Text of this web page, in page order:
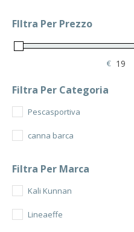
FIltra Per Prezzo
€
Filtra Per Categoria
Pescasportiva
canna barca
Filtra Per Marca
Kali Kunnan
Lineaeffe